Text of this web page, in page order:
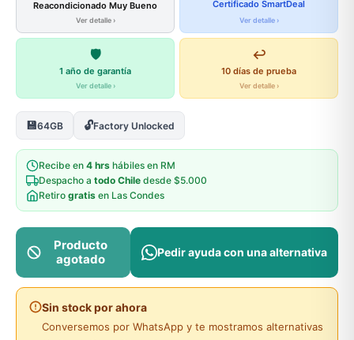
Reacondicionado Muy Bueno
Ver detalle ›
Certificado SmartDeal
Ver detalle ›
🛡️
1 año de garantía
Ver detalle ›
↩️
10 días de prueba
Ver detalle ›
💾64GB 🔓Factory Unlocked
Recibe en 4 hrs hábiles en RM
Despacho a todo Chile desde $5.000
Retiro gratis en Las Condes
Producto
agotado
Pedir ayuda con una alternativa
Sin stock por ahora
Conversemos por WhatsApp y te mostramos alternativas